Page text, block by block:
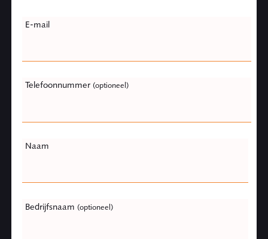
this
E-mail
Telefoonnummer (optioneel)
Naam
Bedrijfsnaam (optioneel)